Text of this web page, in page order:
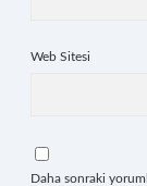
Web Sitesi
Daha sonraki